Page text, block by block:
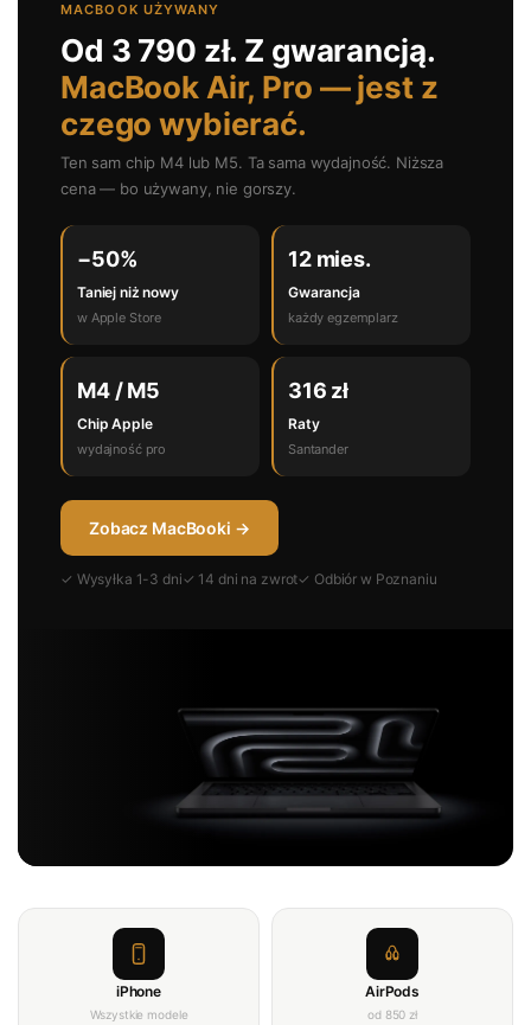
MACBOOK UŻYWANY
Od 3 790 zł. Z gwarancją.
MacBook Air, Pro — jest z
czego wybierać.
Ten sam chip M4 lub M5. Ta sama wydajność. Niższa
cena — bo używany, nie gorszy.
−50%
Taniej niż nowy
w Apple Store
12 mies.
Gwarancja
każdy egzemplarz
M4 / M5
Chip Apple
wydajność pro
316 zł
Raty
Santander
Zobacz MacBooki →
✓ Wysyłka 1-3 dni✓ 14 dni na zwrot✓ Odbiór w Poznaniu
iPhone
Wszystkie modele
AirPods
od 850 zł